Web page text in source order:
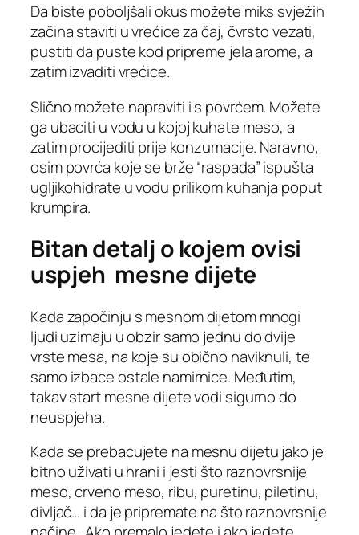
Da biste poboljšali okus možete miks svježih
začina staviti u vrećice za čaj, čvrsto vezati,
pustiti da puste kod pripreme jela arome, a
zatim izvaditi vrećice.
Slično možete napraviti i s povrćem. Možete
ga ubaciti u vodu u kojoj kuhate meso, a
zatim procijediti prije konzumacije. Naravno,
osim povrća koje se brže “raspada” ispušta
ugljikohidrate u vodu prilikom kuhanja poput
krumpira.
Bitan detalj o kojem ovisi
uspjeh mesne dijete
Kada započinju s mesnom dijetom mnogi
ljudi uzimaju u obzir samo jednu do dvije
vrste mesa, na koje su obično naviknuli, te
samo izbace ostale namirnice. Međutim,
takav start mesne dijete vodi sigurno do
neuspjeha.
Kada se prebacujete na mesnu dijetu jako je
bitno uživati u hrani i jesti što raznovrsnije
meso, crveno meso, ribu, puretinu, piletinu,
divljač… i da je pripremate na što raznovrsnije